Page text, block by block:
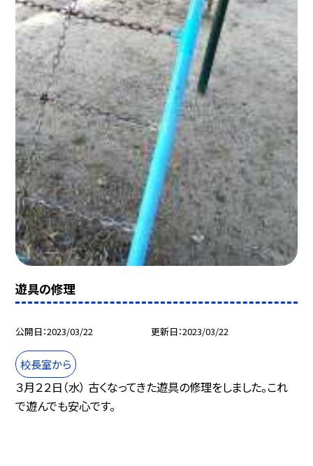
遊具の修理
公開日 2023/03/22 更新日 2023/03/22
校長室から
３月２２日（水） 古くなってきた遊具の修理をしました。これ
で遊んでも安心です。